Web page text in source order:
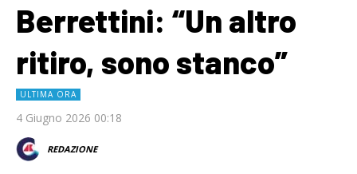
Berrettini: “Un altro
ritiro, sono stanco”
ULTIMA ORA
4 Giugno 2026 00:18
REDAZIONE